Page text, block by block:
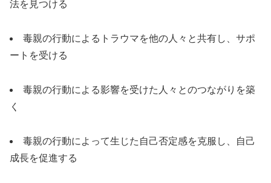
法を見つける
毒親の行動によるトラウマを他の人々と共有し、サポ
ートを受ける
毒親の行動による影響を受けた人々とのつながりを築
く
毒親の行動によって生じた自己否定感を克服し、自己
成長を促進する